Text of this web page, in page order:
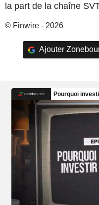
la part de la chaîne
© Finwire - 2026
Ajouter